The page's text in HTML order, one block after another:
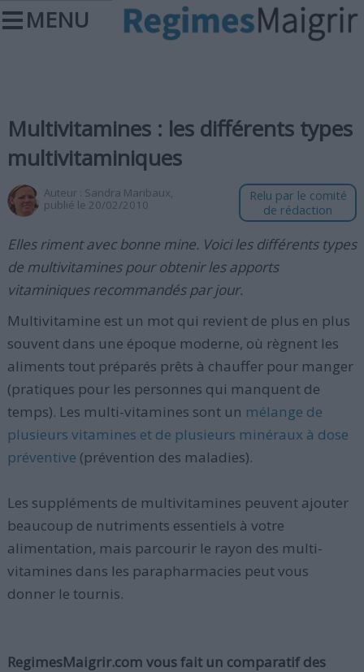
MENU
Multivitamines : les différents types
multivitaminiques
Auteur : Sandra Maribaux,
publié le 20/02/2010
Relu par le comité
de rédaction
Elles riment avec bonne mine. Voici les différents types
de multivitamines pour obtenir les apports
vitaminiques recommandés par jour.
Multivitamine est un mot qui revient de plus en plus
souvent dans une époque moderne, où règnent les
aliments tout préparés prêts à chauffer pour manger
(pratiques pour les personnes qui manquent de
temps). Les multi-vitamines sont un mélange de
plusieurs vitamines et de plusieurs minéraux à dose
préventive (prévention des maladies).
Les suppléments de multivitamines peuvent ajouter
beaucoup de nutriments essentiels à votre
alimentation, mais parcourir le rayon des multi-
vitamines dans les parapharmacies peut vous
donner le tournis.
RegimesMaigrir.com vous fait un comparatif des